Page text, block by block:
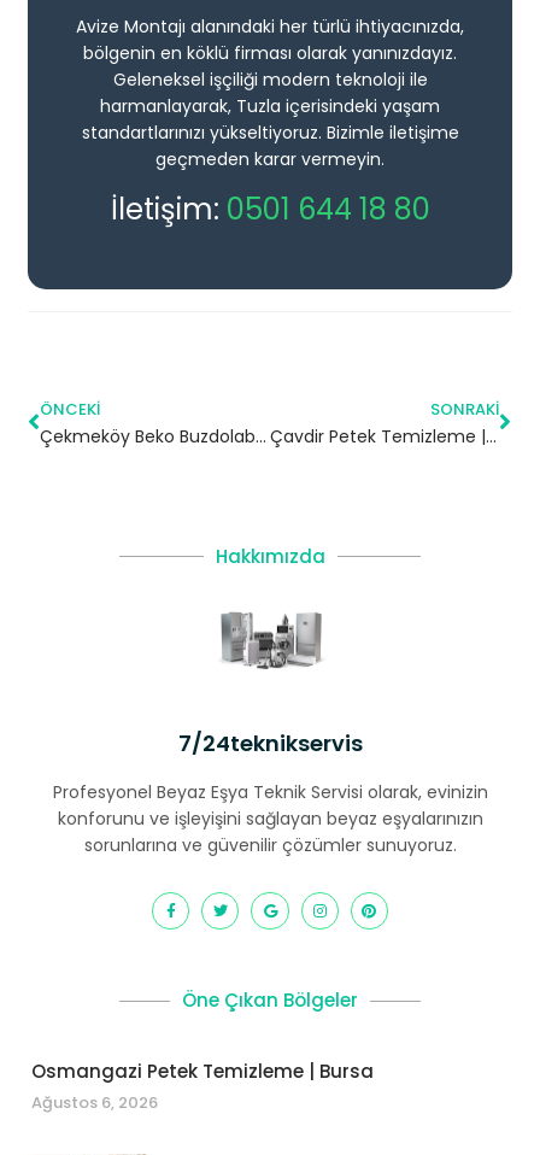
Avize Montajı alanındaki her türlü ihtiyacınızda,
bölgenin en köklü firması olarak yanınızdayız.
Geleneksel işçiliği modern teknoloji ile
harmanlayarak, Tuzla içerisindeki yaşam
standartlarınızı yükseltiyoruz. Bizimle iletişime
geçmeden karar vermeyin.
İletişim: 0501 644 18 80
ÖNCEKI
Çekmeköy Beko Buzdolabı Servisi
SONRAKI
Çavdir Petek Temizleme | Burdur
Hakkımızda
7/24teknikservis
Profesyonel Beyaz Eşya Teknik Servisi olarak, evinizin
konforunu ve işleyişini sağlayan beyaz eşyalarınızın
sorunlarına ve güvenilir çözümler sunuyoruz.
Öne Çıkan Bölgeler
Osmangazi Petek Temizleme | Bursa
Ağustos 6, 2026